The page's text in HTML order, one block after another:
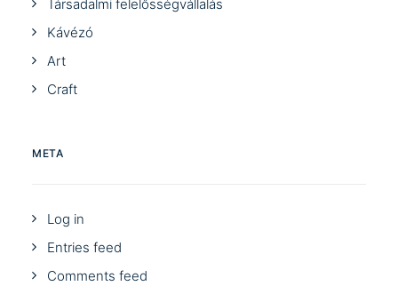
Társadalmi felelősségvállalás
Kávézó
Art
Craft
META
Log in
Entries feed
Comments feed